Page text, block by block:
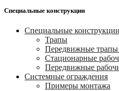
Специальные конструкции
Специальные конструкции
Трапы
Передвижные трапы
Стационарные
Передвижные
Системные ограждения
Примеры монтажа